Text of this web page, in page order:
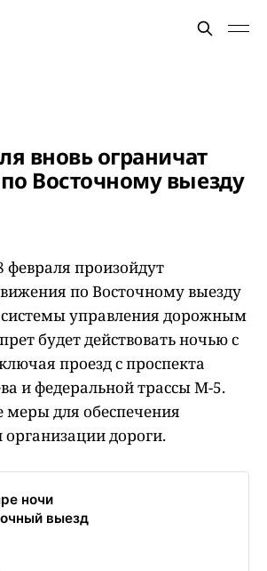
вновь ограничат
Восточному выезду
февраля произойдут
по Восточному выезду
управления дорожным
будет действовать ночью с
проезд с проспекта
и федеральной трассы М-5.
для обеспечения
организации дороги.
ночи
выезд